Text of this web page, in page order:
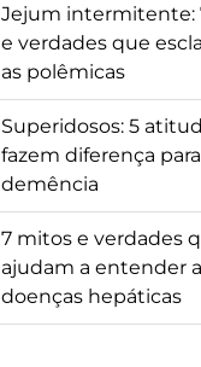
Jejum intermitente:
e verdades que
as polêmicas
Superidosos: 5
fazem diferença
demência
7 mitos e verdades
ajudam a entender
doenças hepáticas